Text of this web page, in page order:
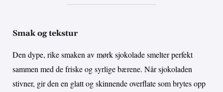
Smak og tekstur
Den dype, rike smaken av mørk sjokolade smelter perfekt
sammen med de friske og syrlige bærene. Når sjokoladen
stivner, gir den en glatt og skinnende overflate som brytes opp